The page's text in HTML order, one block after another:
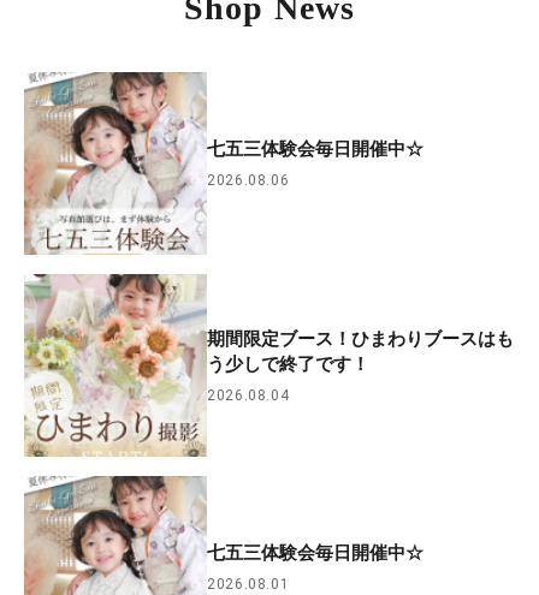
Shop News
七五三体験会毎日開催中☆
2026.08.06
期間限定ブース！ひまわりブースはも
う少しで終了です！
2026.08.04
七五三体験会毎日開催中☆
2026.08.01